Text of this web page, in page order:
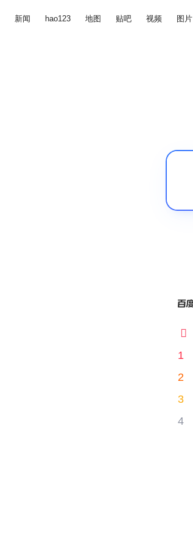
新闻 hao123 地图 贴吧 视频 图片

1
2
3
4